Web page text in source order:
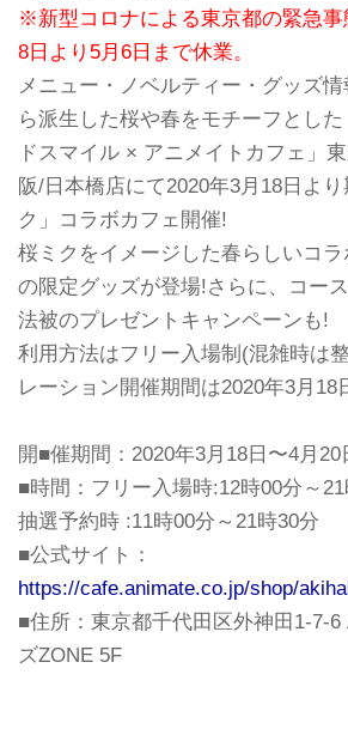
※新型コロナによる東京都の緊急事
8日より5月6日まで休業。
メニュー・ノベルティー・グッズ
ら派生した桜や春をモチーフとし
ドスマイル × アニメイトカフェ」
阪/日本橋店にて2020年3月18日よ
ク」コラボカフェ開催!
桜ミクをイメージした春らしいコ
の限定グッズが登場!さらに、コー
法被のプレゼントキャンペーンも!
利用方法はフリー入場制(混雑時は
レーション開催期間は2020年3月18
開■催期間：2020年3月18日〜4月20
■時間：フリー入場時:12時00分～21
抽選予約時 :11時00分～21時30分
■公式サイト：
https://cafe.animate.co.jp/shop/
■住所：東京都千代田区外神田1-7-6
ズZONE 5F